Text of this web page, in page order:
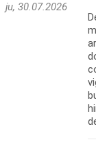
ju, 30.07.2026